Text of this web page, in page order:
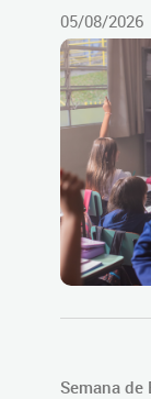
05/08/2026
Semana